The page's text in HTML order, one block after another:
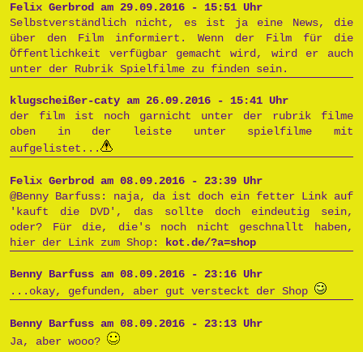
Felix Gerbrod am 29.09.2016 - 15:51 Uhr
Selbstverständlich nicht, es ist ja eine News, die
über den Film informiert. Wenn der Film für die
Öffentlichkeit verfügbar gemacht wird, wird er auch
unter der Rubrik Spielfilme zu finden sein.
klugscheißer-caty am 26.09.2016 - 15:41 Uhr
der film ist noch garnicht unter der rubrik filme
oben in der leiste unter spielfilme mit
aufgelistet...
Felix Gerbrod am 08.09.2016 - 23:39 Uhr
@Benny Barfuss: naja, da ist doch ein fetter Link auf
'kauft die DVD', das sollte doch eindeutig sein,
oder? Für die, die's noch nicht geschnallt haben,
hier der Link zum Shop:
kot.de/?a=shop
Benny Barfuss am 08.09.2016 - 23:16 Uhr
...okay, gefunden, aber gut versteckt der Shop
Benny Barfuss am 08.09.2016 - 23:13 Uhr
Ja, aber wooo?